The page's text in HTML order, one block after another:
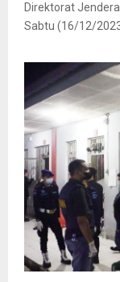
Direktorat
Sabtu (16/12/